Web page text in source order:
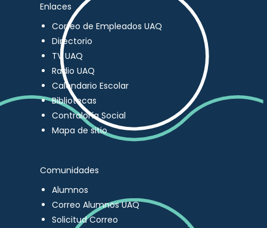
Enlaces
Correo de Empleados UAQ
Directorio
TV UAQ
Radio UAQ
Calendario Escolar
Bibliotecas
Contraloría Social
Mapa de sitio
Comunidades
Alumnos
Correo Alumnos UAQ
Solicitud Correo